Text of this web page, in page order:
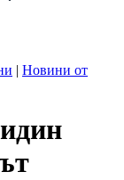
| Новини от